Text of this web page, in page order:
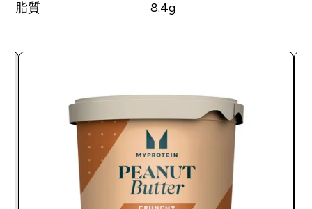
脂質 8.4g